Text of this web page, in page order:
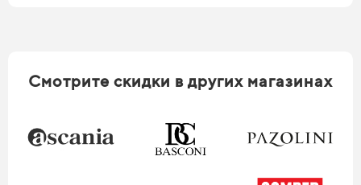
Смотрите скидки в других магазинах